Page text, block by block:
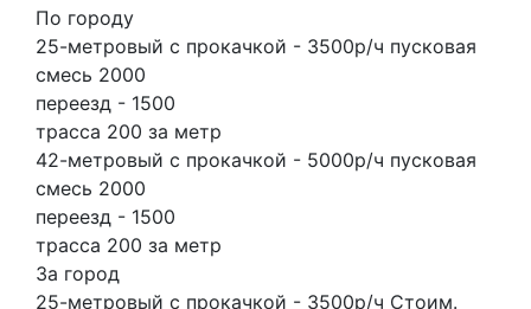
По городу
25-метровый с прокачкой - 3500р/ч пусковая
смесь 2000
переезд - 1500
трасса 200 за метр
42-метровый с прокачкой - 5000р/ч пусковая
смесь 2000
переезд - 1500
трасса 200 за метр
За город
25-метровый с прокачкой - 3500р/ч Стоим.